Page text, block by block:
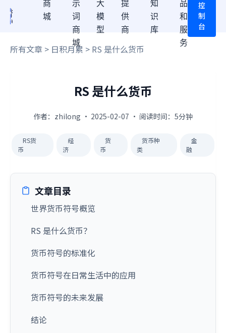
商
城
示
词
商
城
大
模
型
提
供
商
知
识
库
品
和
服
务
控
制
台
所有文章 > 日积月累 > RS 是什么货币
RS 是什么货币
作者：zhilong · 2025-02-07 · 阅读时间：5分钟
RS货
币
经
济
货
币
货币种
类
金
融
文章目录
世界货币符号概览
RS 是什么货币？
货币符号的标准化
货币符号在日常生活中的应用
货币符号的未来发展
结论